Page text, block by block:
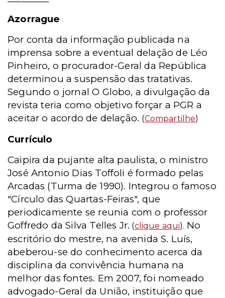
Azorrague
Por conta da informação publicada na
imprensa sobre a eventual delação de Léo
Pinheiro, o procurador-Geral da República
determinou a suspensão das tratativas.
Segundo o jornal O Globo, a divulgação da
revista teria como objetivo forçar a PGR a
aceitar o acordo de delação. (Compartilhe)
Currículo
Caipira da pujante alta paulista, o ministro
José Antonio Dias Toffoli é formado pelas
Arcadas (Turma de 1990). Integrou o famoso
"Círculo das Quartas-Feiras", que
periodicamente se reunia com o professor
Goffredo da Silva Telles Jr. (clique aqui). No
escritório do mestre, na avenida S. Luís,
abeberou-se do conhecimento acerca da
disciplina da convivência humana na
melhor das fontes. Em 2007, foi nomeado
advogado-Geral da União, instituição que